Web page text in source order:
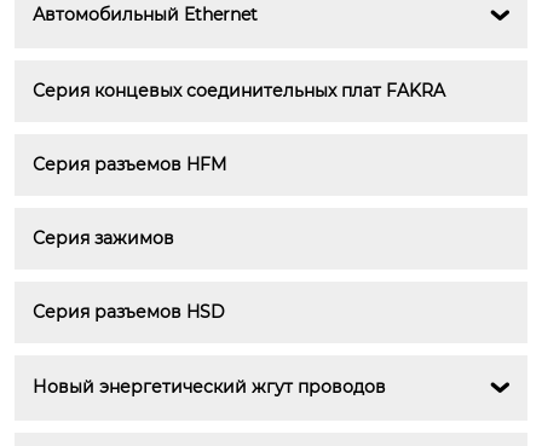
Автомобильный Ethernet 
Серия концевых соединительных плат FAKRA
Серия разъемов HFM
Серия зажимов
Серия разъемов HSD
Новый энергетический жгут проводов 